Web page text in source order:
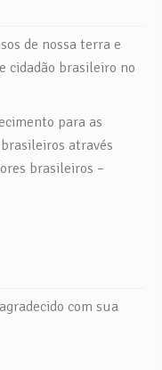
de nossa terra e
cidadão brasileiro no
para as
através
brasileiros –
com sua